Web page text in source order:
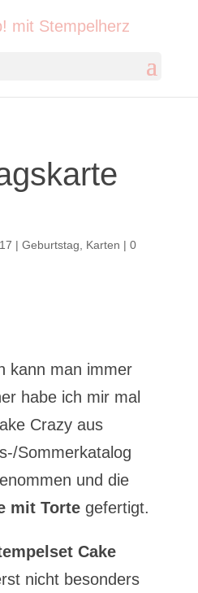
| Geburtstag Karten | 0
kann man immer
habe ich mir mal
Crazy aus
Sommerkatalog
und die
mit Tortegefertigt.
Cake
nicht besonders